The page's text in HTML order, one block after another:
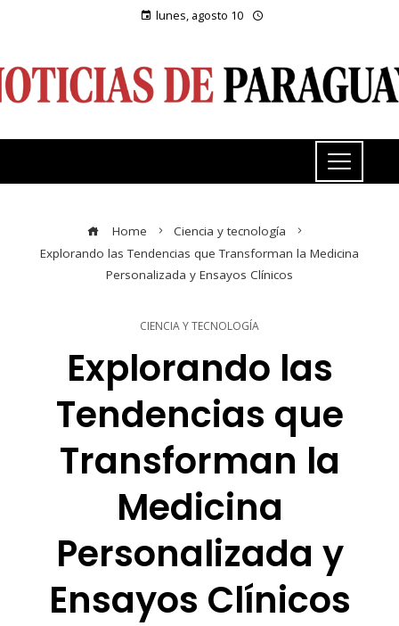
lunes, agosto 10
Home
Ciencia y tecnología
Explorando las Tendencias que Transforman la Medicina
Personalizada y Ensayos Clínicos
CIENCIA Y TECNOLOGÍA
Explorando las
Tendencias que
Transforman la
Medicina
Personalizada y
Ensayos Clínicos